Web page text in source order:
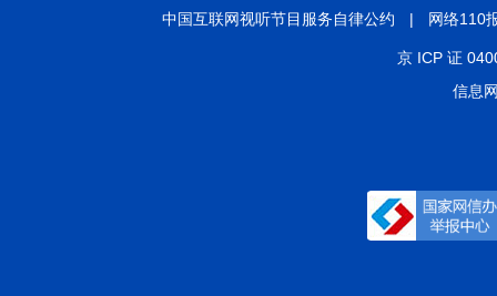
中国互联网视听节目服务自律公约 | 网络110
京 ICP 证
信息